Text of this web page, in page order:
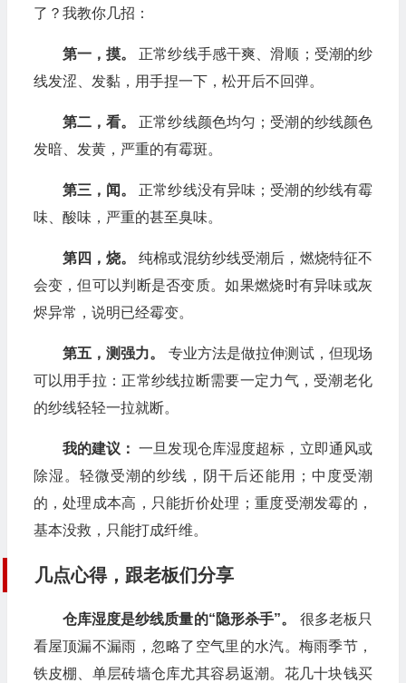
了？我教你几招：
第一，摸。
正常纱线手感干爽、滑顺；受潮的纱
线发涩、发黏，用手捏一下，松开后不回弹。
第二，看。
正常纱线颜色均匀；受潮的纱线颜色
发暗、发黄，严重的有霉斑。
第三，闻。
正常纱线没有异味；受潮的纱线有霉
味、酸味，严重的甚至臭味。
第四，烧。
纯棉或混纺纱线受潮后，燃烧特征不
会变，但可以判断是否变质。如果燃烧时有异味或灰
烬异常，说明已经霉变。
第五，测强力。
专业方法是做拉伸测试，但现场
可以用手拉：正常纱线拉断需要一定力气，受潮老化
的纱线轻轻一拉就断。
我的建议： 一旦发现仓库湿度超标，立即通风或
除湿。轻微受潮的纱线，阴干后还能用；中度受潮
的，处理成本高，只能折价处理；重度受潮发霉的，
基本没救，只能打成纤维。
几点心得，跟老板们分享
仓库湿度是纱线质量的“隐形杀手”。
很多老板只
看屋顶漏不漏雨，忽略了空气里的水汽。梅雨季节，
铁皮棚、单层砖墙仓库尤其容易返潮。花几十块钱买